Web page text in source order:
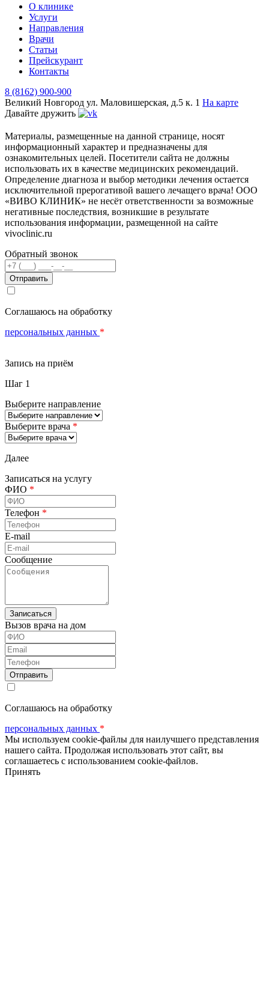
О клинике
Услуги
Направления
Врачи
Статьи
Прейскурант
Контакты
8 (8162) 900-900
Великий Новгород ул. Маловишерская, д.5 к. 1 На карте
Давайте дружить
Материалы, размещенные на данной странице, носят
информационный характер и предназначены для
ознакомительных целей. Посетители сайта не должны
использовать их в качестве медицинских рекомендаций.
Определение диагноза и выбор методики лечения остается
исключительной прерогативой вашего лечащего врача! ООО
«ВИВО КЛИНИК» не несёт ответственности за возможные
негативные последствия, возникшие в результате
использования информации, размещенной на сайте
vivoclinic.ru
Обратный звонок
Телефон
Соглашаюсь на обработку
персональных данных *
Запись на приём
Шаг 1
Выберите направление
Выберите врача *
Далее
Записаться на услугу
ФИО *
Телефон *
E-mail
Сообщение
Вызов врача на дом
ФИО
Email
Телефон
Соглашаюсь на обработку
персональных данных *
Мы используем cookie-файлы для наилучшего представления
нашего сайта. Продолжая использовать этот сайт, вы
соглашаетесь с использованием cookie-файлов.
Принять